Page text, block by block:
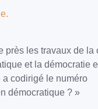
les travaux de
et la démocratie
a codirigé le numéro
démocratique ? »